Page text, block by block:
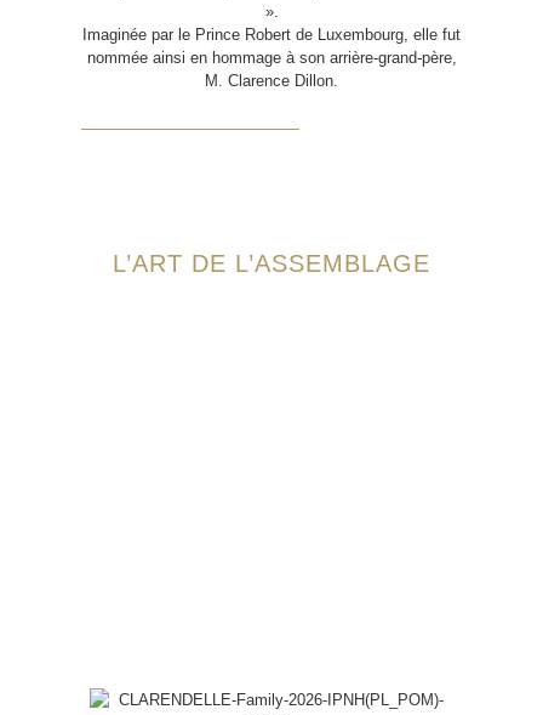
».
Imaginée par le Prince Robert de Luxembourg, elle fut
nommée ainsi en hommage à son arrière-grand-père,
M. Clarence Dillon.
L’ART DE L’ASSEMBLAGE